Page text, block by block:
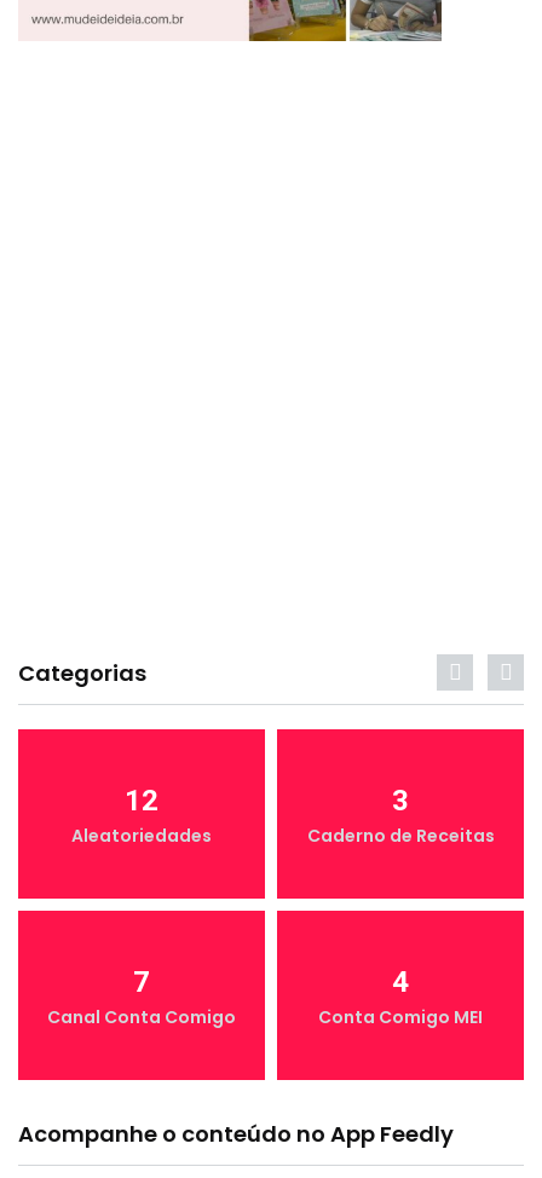
Categorias
12
Aleatoriedades
3
Caderno de Receitas
7
Canal Conta Comigo
4
Conta Comigo MEI
Acompanhe o conteúdo no App Feedly